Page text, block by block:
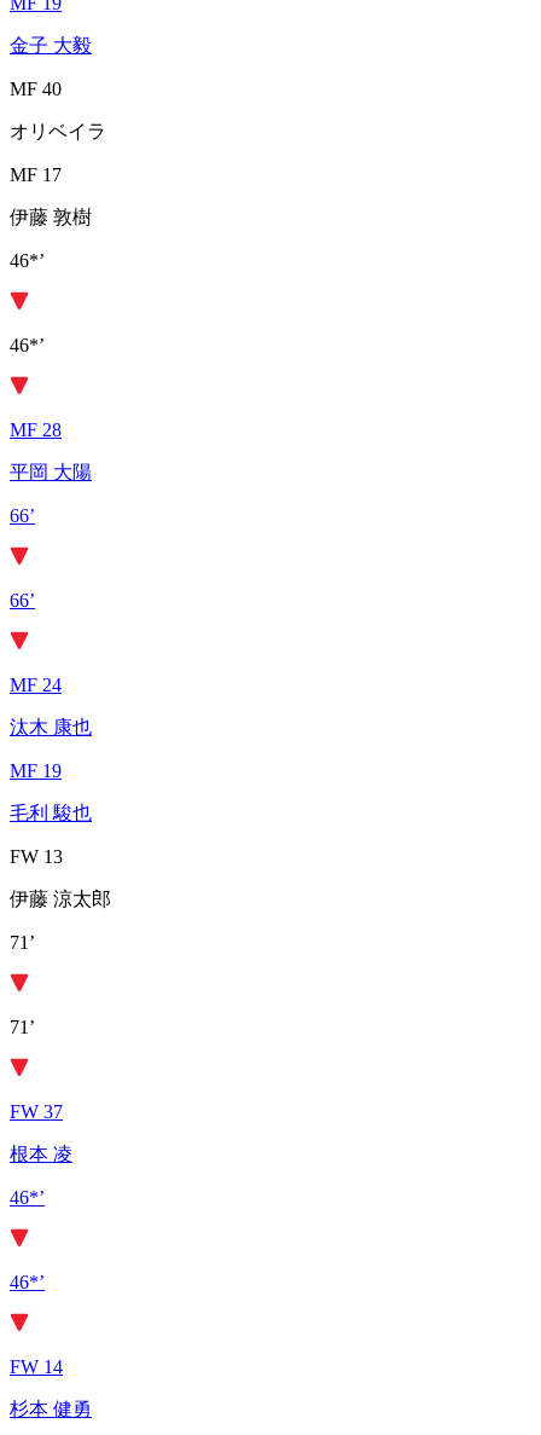
金子 大毅
MF 40
オリベイラ
MF 17
伊藤 敦樹
46*’
46*’
MF 28
平岡 大陽
66’
66’
MF 24
汰木 康也
MF 19
毛利 駿也
FW 13
伊藤 涼太郎
71’
71’
FW 37
根本 凌
46*’
46*’
FW 14
杉本 健勇